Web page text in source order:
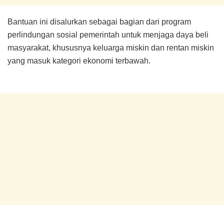
Bantuan ini disalurkan sebagai bagian dari program
perlindungan sosial pemerintah untuk menjaga daya beli
masyarakat, khususnya keluarga miskin dan rentan miskin
yang masuk kategori ekonomi terbawah.